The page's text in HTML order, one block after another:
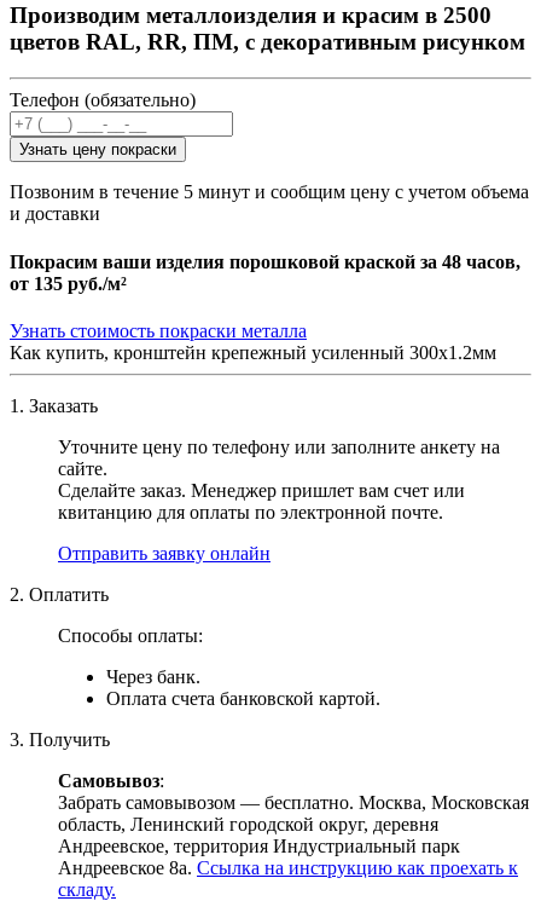
Производим металлоизделия и красим в 2500
цветов RAL, RR, ПМ, с декоративным рисунком
Телефон (обязательно)
Узнать цену покраски
Позвоним в течение 5 минут и сообщим цену с учетом объема
и доставки
Покрасим ваши изделия порошковой краской за 48 часов,
от 135 руб./м²
Узнать стоимость покраски металла
Как купить, кронштейн крепежный усиленный 300х1.2мм
1. Заказать
Уточните цену по телефону или заполните анкету на
сайте.
Сделайте заказ. Менеджер пришлет вам счет или
квитанцию для оплаты по электронной почте.
Отправить заявку онлайн
2. Оплатить
Способы оплаты:
Через банк.
Оплата счета банковской картой.
3. Получить
Самовывоз:
Забрать самовывозом — бесплатно. Москва, Московская
область, Ленинский городской округ, деревня
Андреевское, территория Индустриальный парк
Андреевское 8а. Ссылка на инструкцию как проехать к
складу.